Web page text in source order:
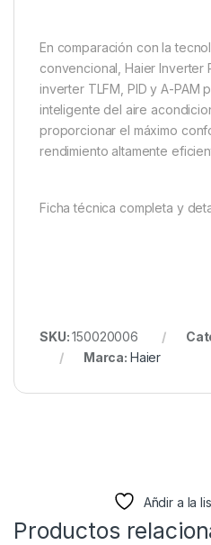
En comparación con la
convencional, Haier Inverter
inverter TLFM, PID y A-PAM
inteligente del aire
proporcionar el máximo
rendimiento altamente
Ficha técnica completa y
SKU:150020006
Marca: Haier
Añdir a la
Productos